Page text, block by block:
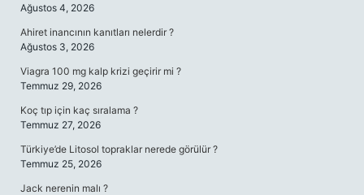
Ağustos 4, 2026
Ahiret inancının kanıtları nelerdir ?
Ağustos 3, 2026
Viagra 100 mg kalp krizi geçirir mi ?
Temmuz 29, 2026
Koç tıp için kaç sıralama ?
Temmuz 27, 2026
Türkiye’de Litosol topraklar nerede görülür ?
Temmuz 25, 2026
Jack nerenin malı ?